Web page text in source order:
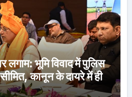
लगाम: भूमि विवाद में पुलिस
कानून के दायरे में ही